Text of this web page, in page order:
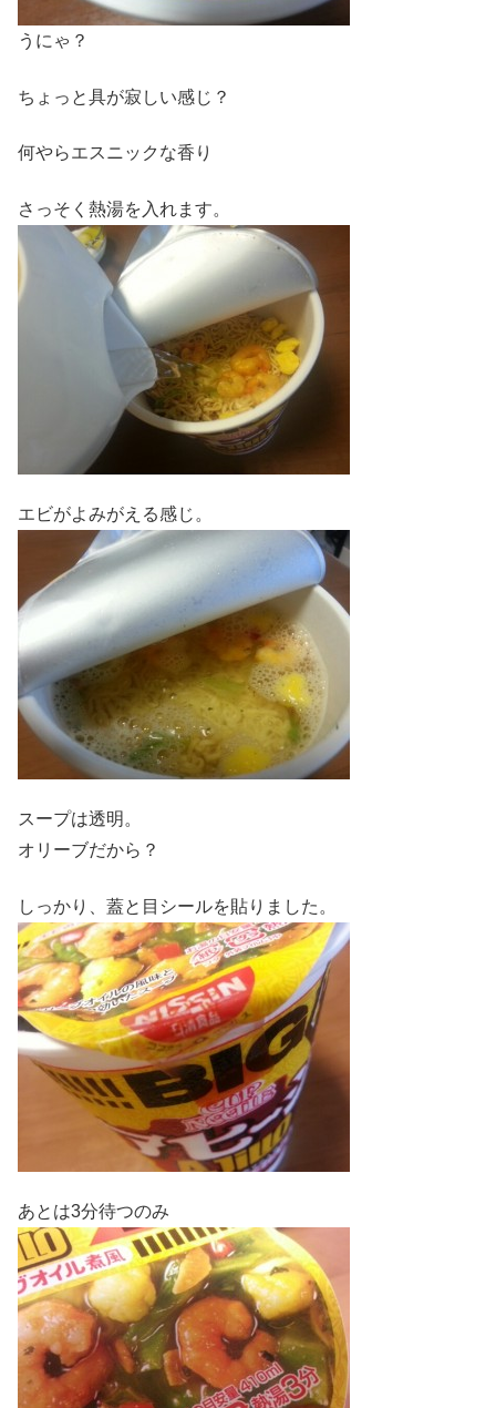
うにゃ？
ちょっと具が寂しい感じ？
何やらエスニックな香り
さっそく熱湯を入れます。
エビがよみがえる感じ。
スープは透明。
オリーブだから？
しっかり、蓋と目シールを貼りました。
あとは3分待つのみ